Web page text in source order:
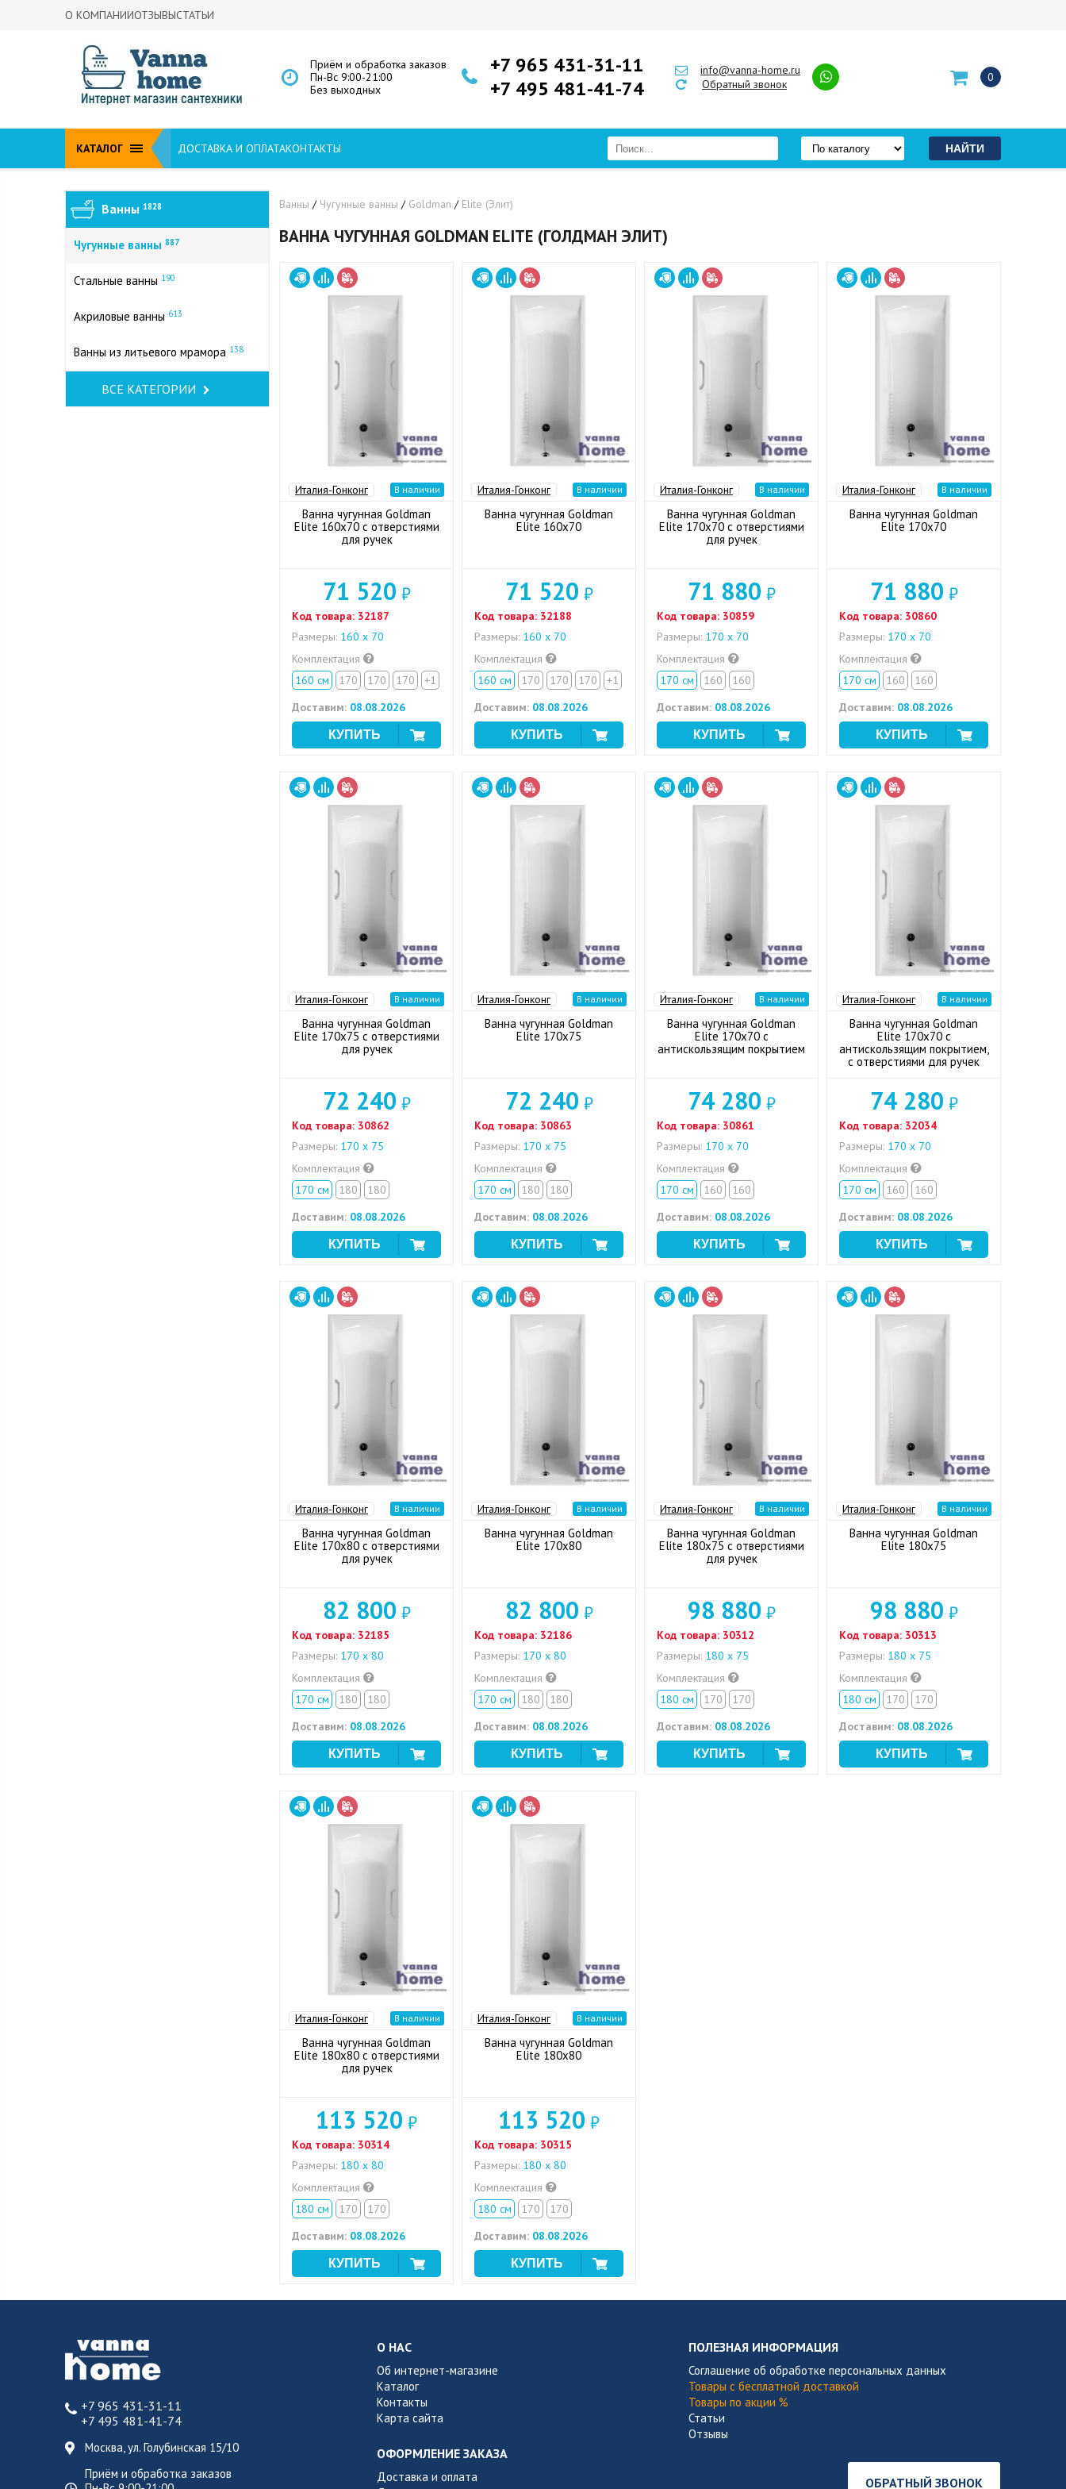
О КОМПАНИИОТЗЫВЫСТАТЬИ
Приём и обработка заказов
Пн-Вс 9:00-21:00
Без выходных
+7 965 431-31-11
+7 495 481-41-74
info@vanna-home.ru
Обратный звонок
0
КАТАЛОГ ДОСТАВКА И ОПЛАТАКОНТАКТЫ
Ванны 1828
Чугунные ванны 887
Стальные ванны 190
Акриловые ванны 613
Ванны из литьевого мрамора 138
ВСЕ КАТЕГОРИИ
Ванны / Чугунные ванны / Goldman / Elite (Элит)
ВАННА ЧУГУННАЯ GOLDMAN ELITE (ГОЛДМАН ЭЛИТ)
Италия-Гонконг В наличии
Ванна чугунная Goldman
Elite 160x70 с отверстиями
для ручек
71 520 ₽
Код товара: 32187
Размеры: 160 х 70
Комплектация
160 см
170 170 170
+1
Доставим: 08.08.2026
Италия-Гонконг В наличии
Ванна чугунная Goldman
Elite 160x70
71 520 ₽
Код товара: 32188
Размеры: 160 х 70
Комплектация
160 см
170 170 170
+1
Доставим: 08.08.2026
Италия-Гонконг В наличии
Ванна чугунная Goldman
Elite 170x70 с отверстиями
для ручек
71 880 ₽
Код товара: 30859
Размеры: 170 х 70
Комплектация
170 см
160
160
Доставим: 08.08.2026
Италия-Гонконг В наличии
Ванна чугунная Goldman
Elite 170x70
71 880 ₽
Код товара: 30860
Размеры: 170 х 70
Комплектация
170 см
160
160
Доставим: 08.08.2026
Италия-Гонконг В наличии
Ванна чугунная Goldman
Elite 170x75 с отверстиями
для ручек
72 240 ₽
Код товара: 30862
Размеры: 170 х 75
Комплектация
170 см
180
180
Доставим: 08.08.2026
Италия-Гонконг В наличии
Ванна чугунная Goldman
Elite 170x75
72 240 ₽
Код товара: 30863
Размеры: 170 х 75
Комплектация
170 см
180
180
Доставим: 08.08.2026
Италия-Гонконг В наличии
Ванна чугунная Goldman
Elite 170x70 с
антискользящим покрытием
74 280 ₽
Код товара: 30861
Размеры: 170 х 70
Комплектация
170 см
160
160
Доставим: 08.08.2026
Италия-Гонконг В наличии
Ванна чугунная Goldman
Elite 170x70 с
антискользящим покрытием,
с отверстиями для ручек
74 280 ₽
Код товара: 32034
Размеры: 170 х 70
Комплектация
170 см
160
160
Доставим: 08.08.2026
Италия-Гонконг В наличии
Ванна чугунная Goldman
Elite 170x80 с отверстиями
для ручек
82 800 ₽
Код товара: 32185
Размеры: 170 x 80
Комплектация
170 см
180
180
Доставим: 08.08.2026
Италия-Гонконг В наличии
Ванна чугунная Goldman
Elite 170x80
82 800 ₽
Код товара: 32186
Размеры: 170 x 80
Комплектация
170 см
180
180
Доставим: 08.08.2026
Италия-Гонконг В наличии
Ванна чугунная Goldman
Elite 180x75 с отверстиями
для ручек
98 880 ₽
Код товара: 30312
Размеры: 180 x 75
Комплектация
180 см
170
170
Доставим: 08.08.2026
Италия-Гонконг В наличии
Ванна чугунная Goldman
Elite 180x75
98 880 ₽
Код товара: 30313
Размеры: 180 x 75
Комплектация
180 см
170
170
Доставим: 08.08.2026
Италия-Гонконг В наличии
Ванна чугунная Goldman
Elite 180x80 с отверстиями
для ручек
113 520 ₽
Код товара: 30314
Размеры: 180 x 80
Комплектация
180 см
170
170
Доставим: 08.08.2026
Италия-Гонконг В наличии
Ванна чугунная Goldman
Elite 180x80
113 520 ₽
Код товара: 30315
Размеры: 180 x 80
Комплектация
180 см
170
170
Доставим: 08.08.2026
+7 965 431-31-11
+7 495 481-41-74
Москва, ул. Голубинская 15/10
Приём и обработка заказов
О НАС
Об интернет-магазине
Каталог
Контакты
Карта сайта
ОФОРМЛЕНИЕ ЗАКАЗА
Доставка и оплата
ПОЛЕЗНАЯ ИНФОРМАЦИЯ
Соглашение об обработке персональных данных
Товары с бесплатной доставкой
Товары по акции %
Статьи
Отзывы
ОБРАТНЫЙ ЗВОНОК